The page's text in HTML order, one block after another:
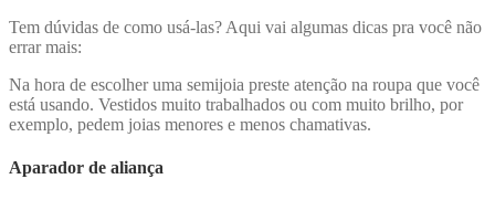
Tem dúvidas de como usá-las? Aqui vai algumas dicas pra você não
errar mais:
Na hora de escolher uma semijoia preste atenção na roupa que você
está usando. Vestidos muito trabalhados ou com muito brilho, por
exemplo, pedem joias menores e menos chamativas.
Aparador de aliança